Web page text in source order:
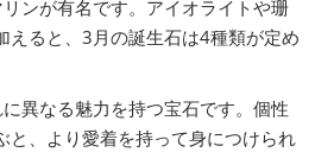
ンが有名です。アイオライトや珊
えると、3月の誕生石は4種類が定め
異なる魅力を持つ宝石です。個性
と、より愛着を持って身につけられ